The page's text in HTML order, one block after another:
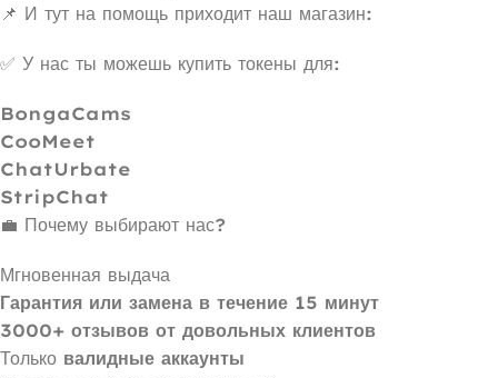
📌 И тут на помощь приходит наш магазин:
✅ У нас ты можешь купить токены для:
BongaCams
CooMeet
ChatUrbate
StripChat
💼 Почему выбирают нас?
Мгновенная выдача
Гарантия или замена в течение 15 минут
3000+ отзывов от довольных клиентов
Только валидные аккаунты